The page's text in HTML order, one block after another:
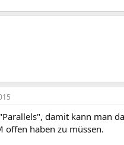
damit kann man
offen haben zu müssen.